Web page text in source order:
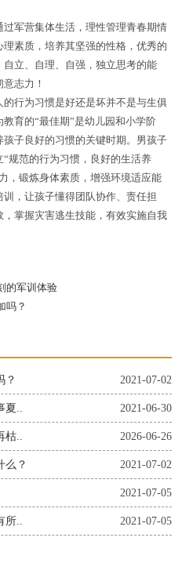
军营集体生活，理性管理青春期情
素质，培养其坚强的性格，优秀的
立、自理、自强，独立思考的能
志力！
行为习惯是好还是坏并不是与生俱
育的“最佳期”是幼儿园和小学阶
子良好的习惯的关键时期。男孩子
规范的行为习惯，良好的生活养
，锻炼身体素质，增强环境适应能
，让孩子懂得团队协作、责任担
掌握灾害逃生技能，有效实施自我
的军训体验
吗？
2021-07-02
？
2021-06-30
夏..
2026-06-26
枯..
2021-07-02
么？
2021-07-05
2021-07-05
所..